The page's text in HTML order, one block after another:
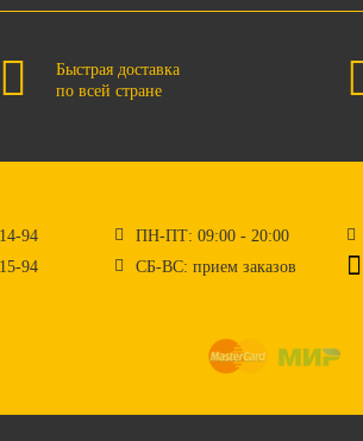
Быстрая доставка
по всей стране
94
94
ПН-ПТ: 09:00 - 20:00
СБ-ВС: прием заказов